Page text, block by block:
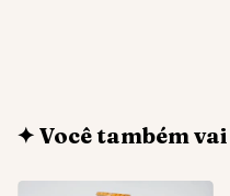
✦ Você também